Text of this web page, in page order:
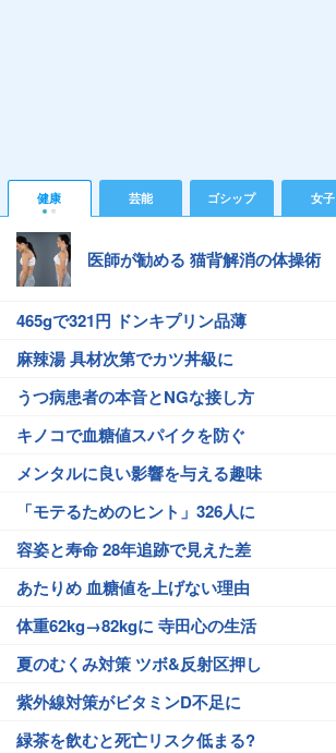
健康 芸能 ゴシップ 女子
医師が勧める 猫背解消の体操術
465gで321円 ドンキプリン品薄
麻辣湯 具材次第でカツ丼級に
うつ病患者の本音とNGな接し方
キノコで血糖値スパイクを防ぐ
メンタルに良い影響を与える趣味
「モテるためのヒント」326人に
容姿と寿命 28年追跡で見えた差
あたりめ 血糖値を上げない理由
体重62kg→82kgに 寺田心の生活
夏のむくみ対策 ツボ&反射区押し
紫外線対策がビタミンD不足に
緑茶を飲むと死亡リスク低まる?